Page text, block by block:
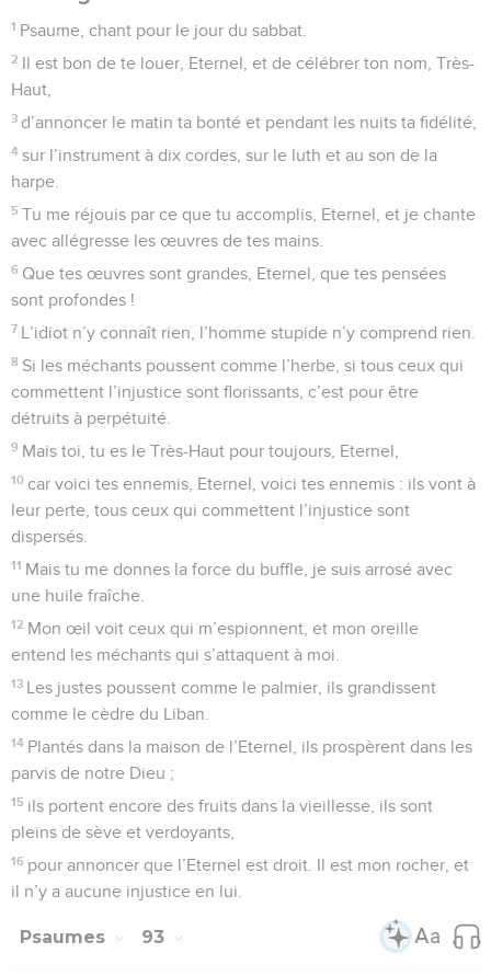
1 Psaume, chant pour le jour du sabbat.
2 Il est bon de te louer, Eternel, et de célébrer ton nom, Très-
Haut,
3 d’annoncer le matin ta bonté et pendant les nuits ta fidélité,
4 sur l’instrument à dix cordes, sur le luth et au son de la
harpe.
5 Tu me réjouis par ce que tu accomplis, Eternel, et je chante
avec allégresse les œuvres de tes mains.
6 Que tes œuvres sont grandes, Eternel, que tes pensées
sont profondes !
7 L’idiot n’y connaît rien, l’homme stupide n’y comprend rien.
8 Si les méchants poussent comme l’herbe, si tous ceux qui
commettent l’injustice sont florissants, c’est pour être
détruits à perpétuité.
9 Mais toi, tu es le Très-Haut pour toujours, Eternel,
10 car voici tes ennemis, Eternel, voici tes ennemis : ils vont à
leur perte, tous ceux qui commettent l’injustice sont
dispersés.
11 Mais tu me donnes la force du buffle, je suis arrosé avec
une huile fraîche.
12 Mon œil voit ceux qui m’espionnent, et mon oreille
entend les méchants qui s’attaquent à moi.
13 Les justes poussent comme le palmier, ils grandissent
comme le cèdre du Liban.
14 Plantés dans la maison de l’Eternel, ils prospèrent dans les
parvis de notre Dieu ;
15 ils portent encore des fruits dans la vieillesse, ils sont
pleins de sève et verdoyants,
16 pour annoncer que l’Eternel est droit. Il est mon rocher, et
il n’y a aucune injustice en lui.
Psaumes 93